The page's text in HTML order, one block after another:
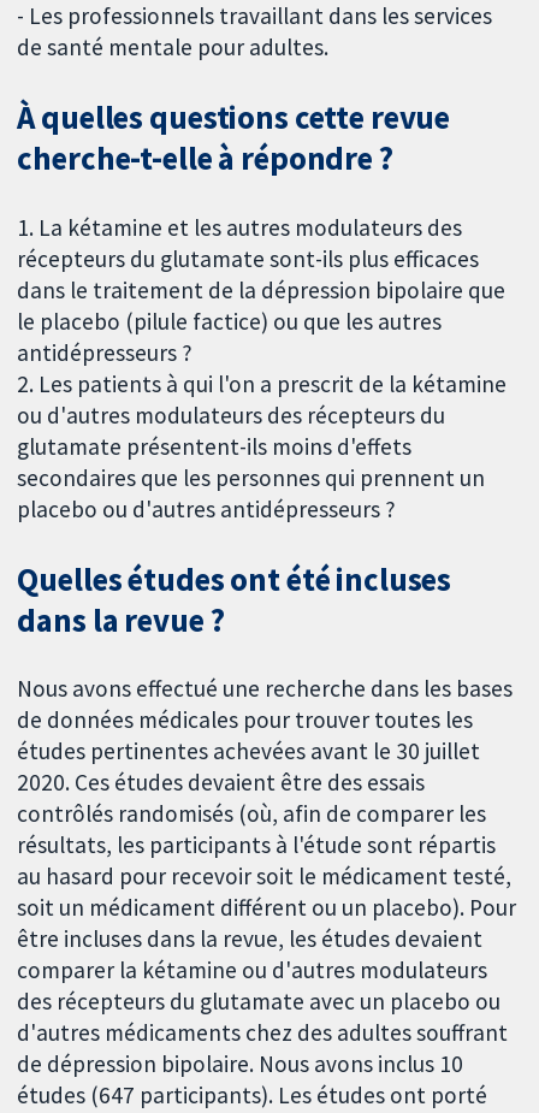
- Les professionnels travaillant dans les services
de santé mentale pour adultes.
À quelles questions cette revue
cherche-t-elle à répondre ?
1. La kétamine et les autres modulateurs des
récepteurs du glutamate sont-ils plus efficaces
dans le traitement de la dépression bipolaire que
le placebo (pilule factice) ou que les autres
antidépresseurs ?
2. Les patients à qui l'on a prescrit de la kétamine
ou d'autres modulateurs des récepteurs du
glutamate présentent-ils moins d'effets
secondaires que les personnes qui prennent un
placebo ou d'autres antidépresseurs ?
Quelles études ont été incluses
dans la revue ?
Nous avons effectué une recherche dans les bases
de données médicales pour trouver toutes les
études pertinentes achevées avant le 30 juillet
2020. Ces études devaient être des essais
contrôlés randomisés (où, afin de comparer les
résultats, les participants à l'étude sont répartis
au hasard pour recevoir soit le médicament testé,
soit un médicament différent ou un placebo). Pour
être incluses dans la revue, les études devaient
comparer la kétamine ou d'autres modulateurs
des récepteurs du glutamate avec un placebo ou
d'autres médicaments chez des adultes souffrant
de dépression bipolaire. Nous avons inclus 10
études (647 participants). Les études ont porté